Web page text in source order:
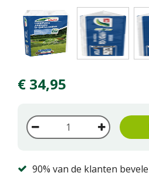
€ 34,95
90% van de klanten